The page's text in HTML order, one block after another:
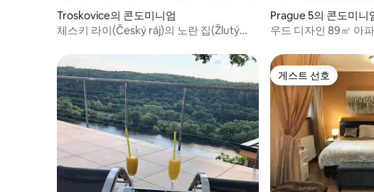
Troskovice의 콘도미니엄
체스키 라이(Český ráj)의 노란 집(Žlutý
Prague 5의 콘도미니
우드 디자인 89㎡ 아
게스트 선호
게스트 선호